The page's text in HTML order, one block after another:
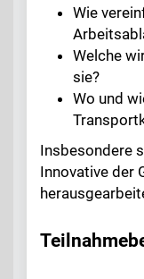
Wie
Welche
sie?
Wo und
Insbesondere
Innovative der